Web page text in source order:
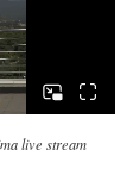
live stream